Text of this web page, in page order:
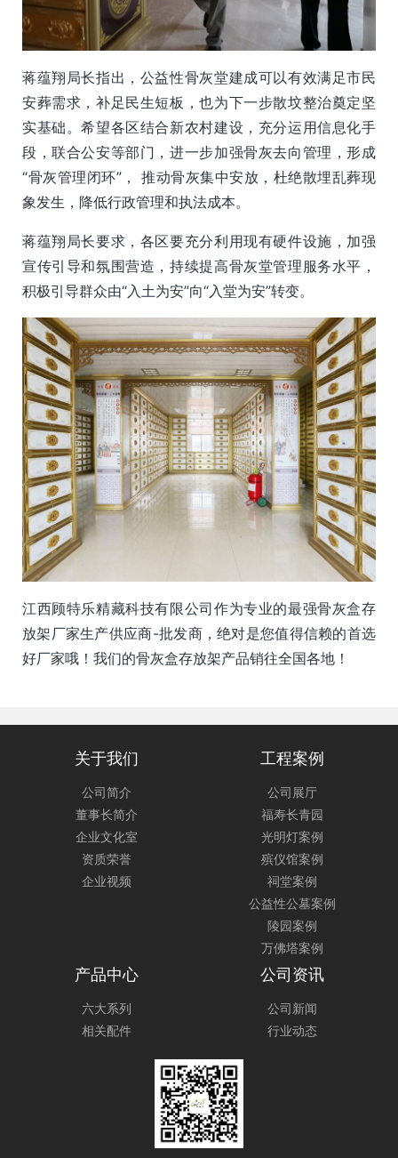
蒋蕴翔局长指出，公益性骨灰堂建成可以有效满足市民
安葬需求，补足民生短板，也为下一步散坟整治奠定坚
实基础。希望各区结合新农村建设，充分运用信息化手
段，联合公安等部门，进一步加强骨灰去向管理，形成
“骨灰管理闭环”， 推动骨灰集中安放，杜绝散埋乱葬现
象发生，降低行政管理和执法成本。
蒋蕴翔局长要求，各区要充分利用现有硬件设施，加强
宣传引导和氛围营造，持续提高骨灰堂管理服务水平，
积极引导群众由“入土为安”向“入堂为安”转变。
江西顾特乐精藏科技有限公司作为专业的最强骨灰盒存
放架厂家生产供应商-批发商，绝对是您值得信赖的首选
好厂家哦！我们的骨灰盒存放架产品销往全国各地！
关于我们
公司简介
董事长简介
企业文化室
资质荣誉
企业视频
工程案例
公司展厅
福寿长青园
光明灯案例
殡仪馆案例
祠堂案例
公益性公墓案例
陵园案例
万佛塔案例
产品中心
六大系列
相关配件
公司资讯
公司新闻
行业动态